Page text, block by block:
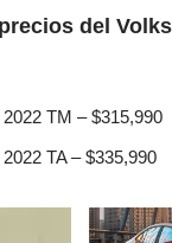
del
TM – $315,990
TA – $335,990